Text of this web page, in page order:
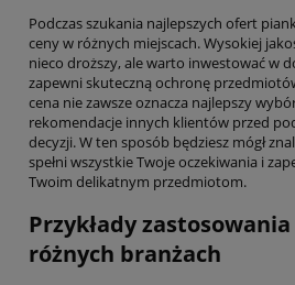
Podczas szukania najlepszych ofert
ceny w różnych miejscach. Wysokiej
nieco droższy, ale warto inwestować w
zapewni skuteczną ochronę
cena nie zawsze oznacza najlepszy
rekomendacje innych klientów przed
decyzji. W ten sposób będziesz mógł
spełni wszystkie Twoje oczekiwania i
Twoim delikatnym przedmiotom.
Przykłady
różnych branżach